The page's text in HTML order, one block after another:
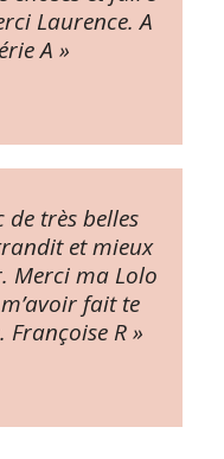
Laurence. A
A »
de très belles
et mieux
Merci ma Lolo
fait te
R »